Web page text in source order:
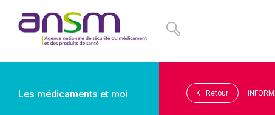
Les médicaments et moi Retour